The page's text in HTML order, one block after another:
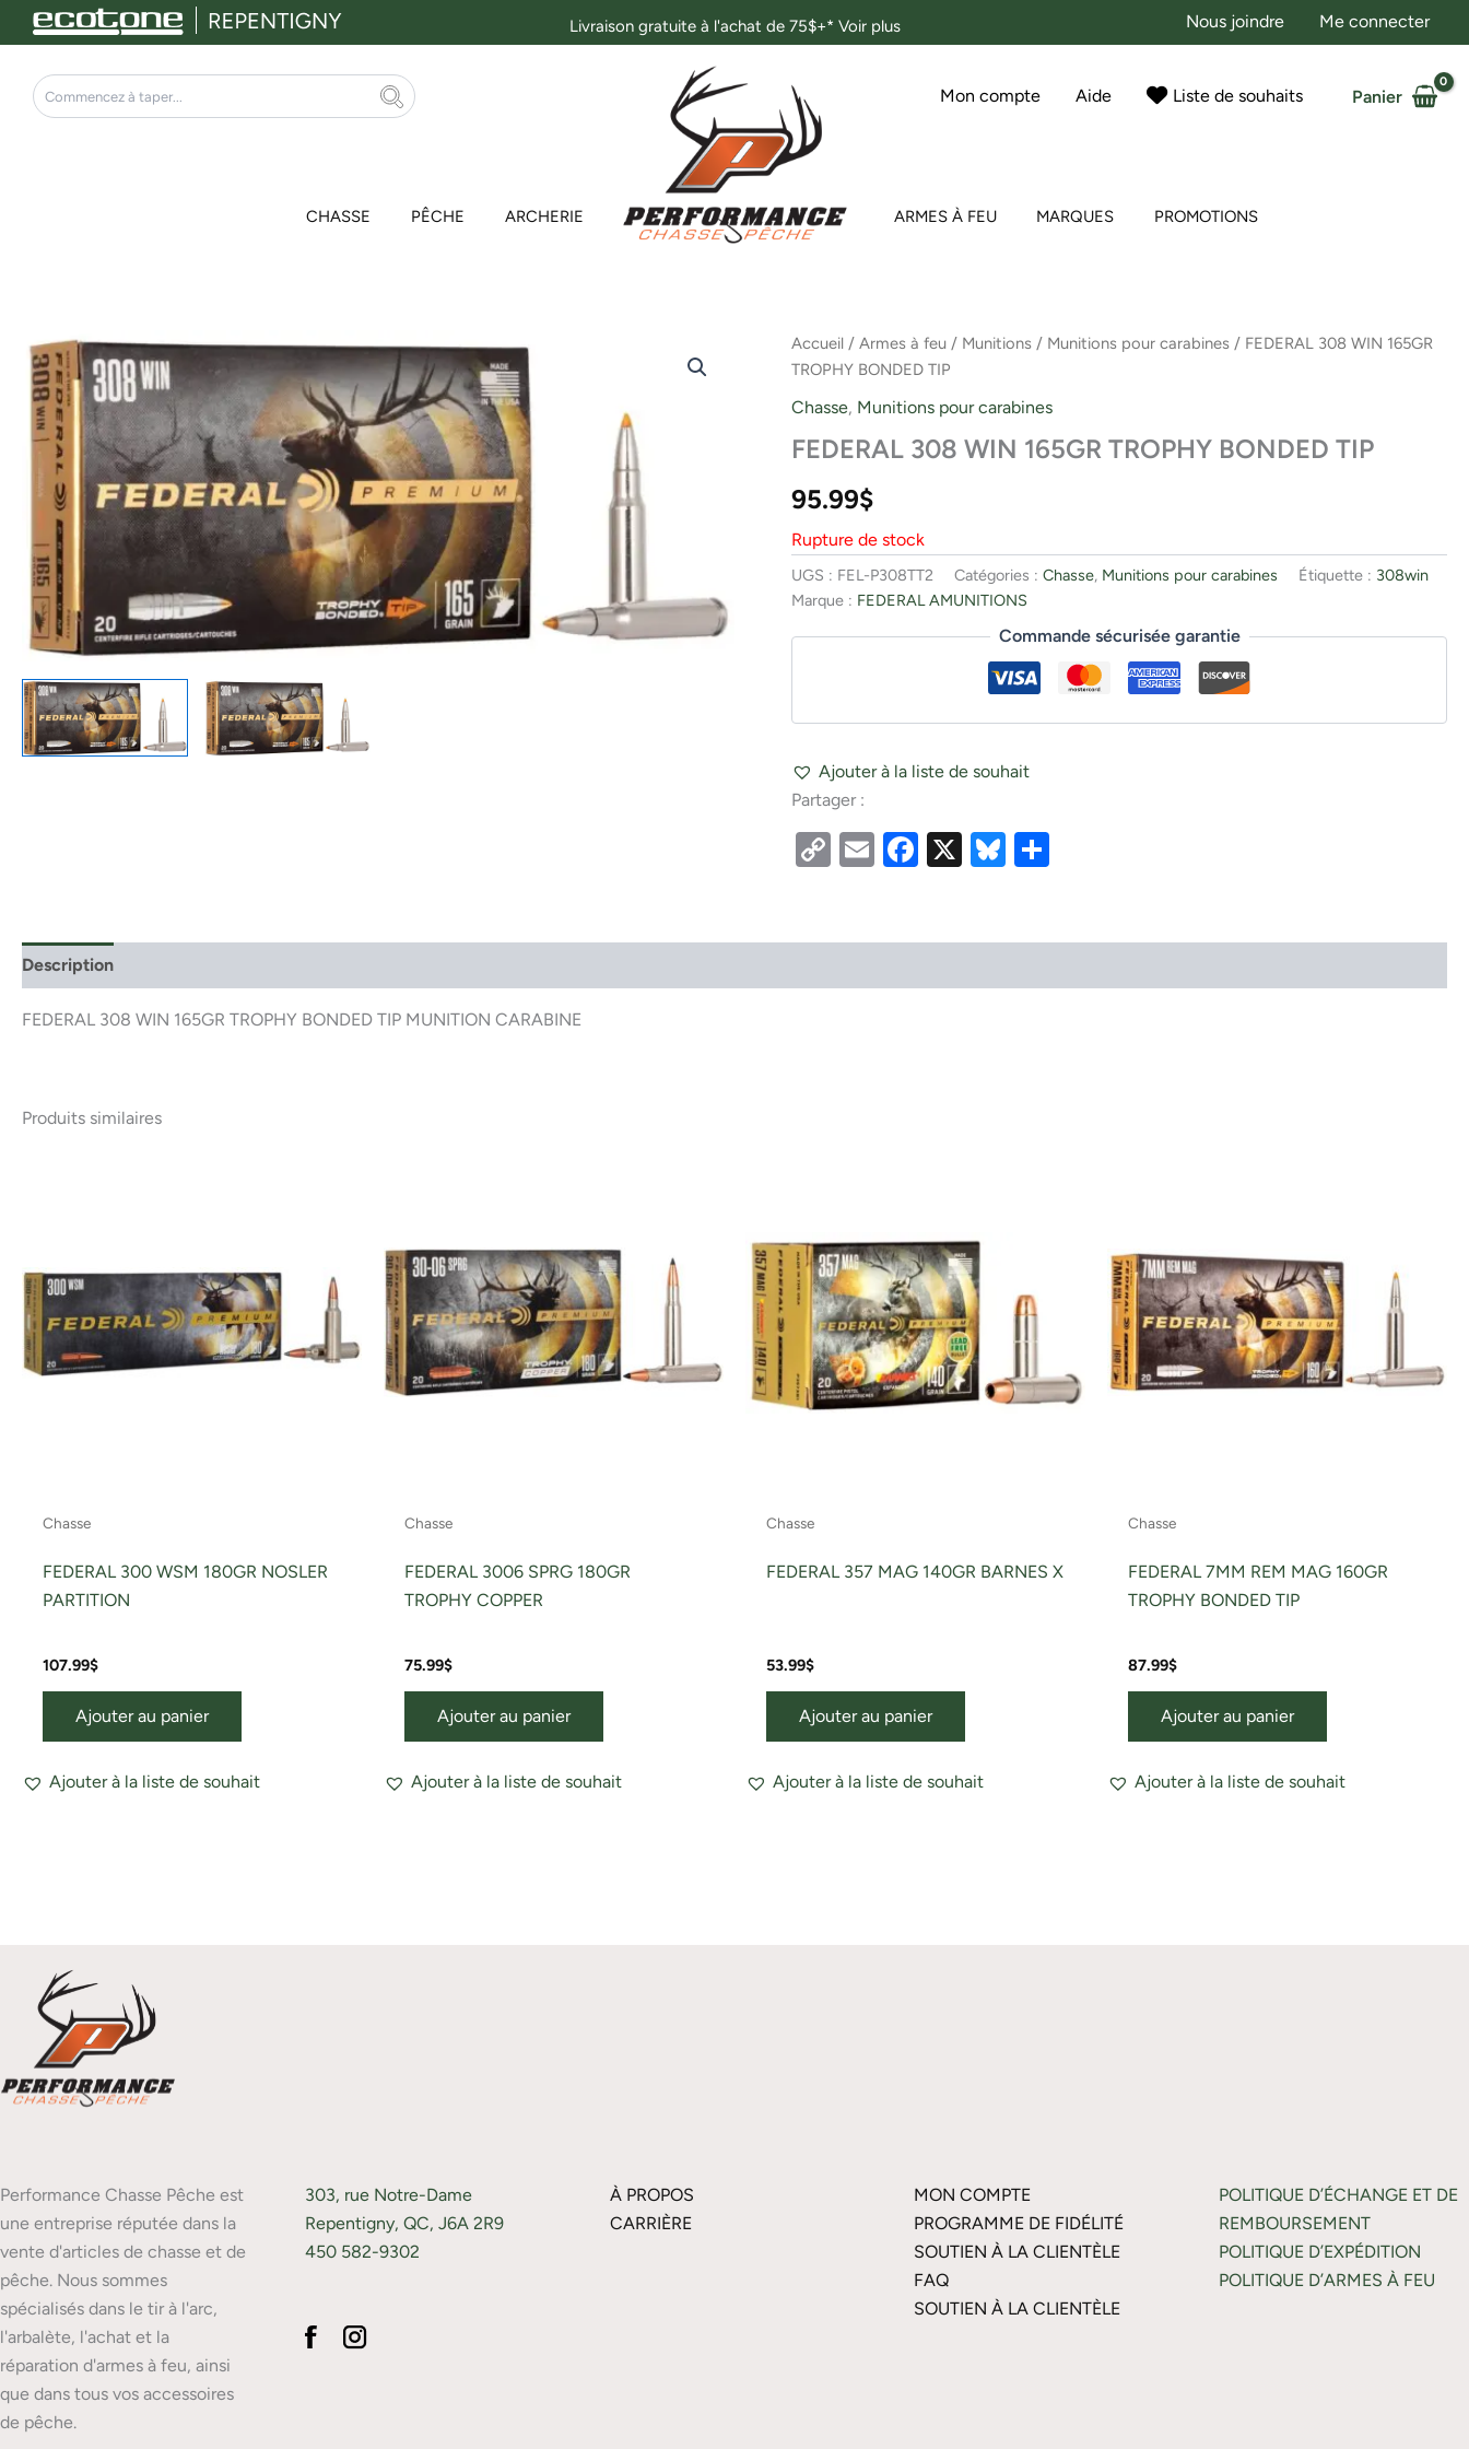
Aller
au
contenu
Livraison gratuite à l'achat de 75$+* Voir plus Nous joindre Me connecter
Rechercher
Mon compte Aide Liste de souhaits Panier
CHASSE PÊCHE ARCHERIE ARMES À FEU MARQUES PROMOTIONS
Accueil /Armes à feu / Munitions / Munitions pour carabines / FEDERAL 308 WIN 165GR
TROPHY BONDED TIP
Chasse, Munitions pour carabines
FEDERAL 308 WIN 165GR TROPHY BONDED TIP
95.99$
Rupture de stock
UGS : FEL-P308TT2 Catégories :Chasse, Munitions pour carabines Étiquette : 308win
Marque : FEDERAL AMUNITIONS
Commande sécurisée garantie
Ajouter à la liste de souhait
Partager :
CopyEmailFacebook
X Bluesky
Description
FEDERAL 308 WIN 165GR TROPHY BONDED TIP MUNITION CARABINE
Produits similaires
Chasse
FEDERAL 300 WSM 180GR NOSLER
PARTITION
107.99$
Ajouter au panier
Ajouter à la liste de souhait
Chasse
FEDERAL 3006 SPRG 180GR
TROPHY COPPER
75.99$
Ajouter au panier
Ajouter à la liste de souhait
Chasse
FEDERAL 357 MAG 140GR BARNES X
53.99$
Ajouter au panier
Ajouter à la liste de souhait
Chasse
FEDERAL 7MM REM MAG 160GR
TROPHY BONDED TIP
87.99$
Ajouter au panier
Ajouter à la liste de souhait
Performance Chasse Pêche est
une entreprise réputée dans la
vente d'articles de chasse et de
pêche. Nous sommes
spécialisés dans le tir à l'arc,
l'arbalète, l'achat et la
réparation d'armes à feu, ainsi
que dans tous vos accessoires
de pêche.
303, rue Notre-Dame
Repentigny, QC, J6A 2R9
450 582-9302
À PROPOS
CARRIÈRE
MON COMPTE
PROGRAMME DE FIDÉLITÉ
SOUTIEN À LA CLIENTÈLE
FAQ
SOUTIEN À LA CLIENTÈLE
POLITIQUE D’ÉCHANGE ET DE
REMBOURSEMENT
POLITIQUE D’EXPÉDITION
POLITIQUE D’ARMES À FEU